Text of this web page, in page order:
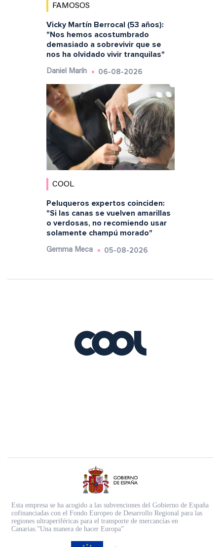
FAMOSOS
Vicky Martín Berrocal (53 años):
"Nos hemos acostumbrado
demasiado a sobrevivir que se
nos ha olvidado vivir tranquilas"
Daniel Marín 06-08-2026
COOL
Peluqueros expertos coinciden:
"Si las canas se vuelven amarillas
o verdosas, no recomiendo usar
solamente champú morado"
Gemma Meca 05-08-2026
Esta empresa se ha acogido a las subvenciones del Gobierno de España
cofinanciadas con el Fondo Europeo de Desarrollo Regional para las
regiones ultraperiféricas para el transporte de mercancías en
Canarias.”Una manera de hacer Europa”